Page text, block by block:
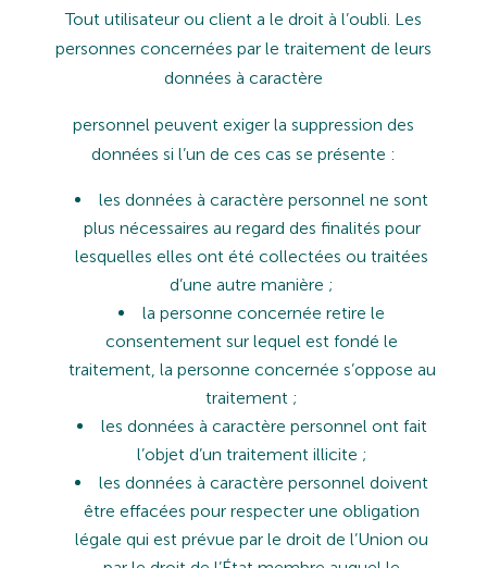
Tout utilisateur ou client a le droit à l’oubli. Les
personnes concernées par le traitement de leurs
données à caractère
personnel peuvent exiger la suppression des
données si l’un de ces cas se présente :
les données à caractère personnel ne sont
plus nécessaires au regard des finalités pour
lesquelles elles ontété collectées ou traitées
d’une autre manière ;
la personne concernée retire le
consentement sur lequel est fondé le
traitement, la personne concernée s’oppose au
traitement ;
les données à caractère personnel ont fait
l’objet d’un traitement illicite ;
les données à caractère personnel doivent
être effacées pour respecter une obligation
légale qui est prévuepar le droit de l’Union ou